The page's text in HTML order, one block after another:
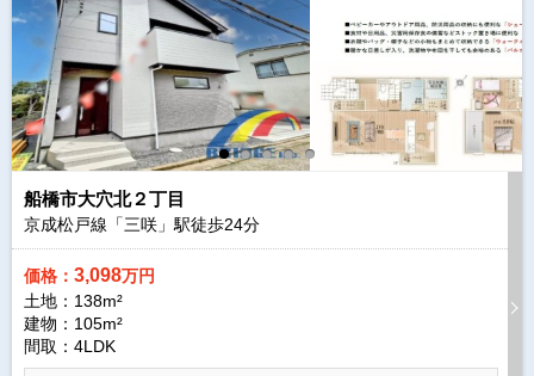
船橋市大穴北２丁目
京成松戸線「三咲」駅徒歩24分
価格： 3,098万円
土地：138m²
建物：105m²
間取：4LDK